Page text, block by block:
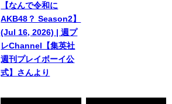
【なんで令和に
AKB48？ Season2】
(Jul 16, 2026) | 週プ
レChannel【集英社
週刊プレイボーイ公
式】さんより